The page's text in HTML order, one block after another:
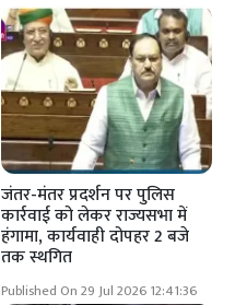
जंतर-मंतर प्रदर्शन पर पुलिस
कार्रवाई को लेकर राज्यसभा में
हंगामा, कार्यवाही दोपहर 2 बजे
तक स्थगित
Published On 29 Jul 2026 12:41:36